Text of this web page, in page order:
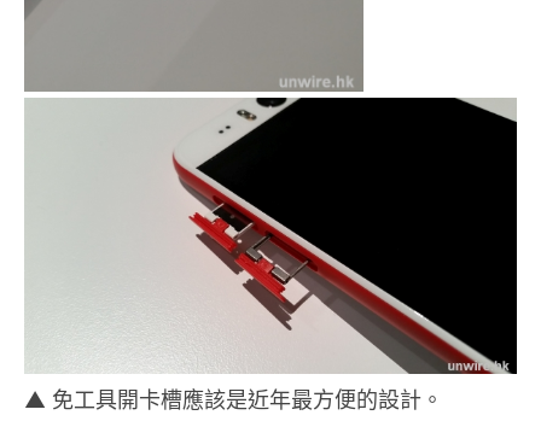
▲ 免工具開卡槽應該是近年最方便的設計。